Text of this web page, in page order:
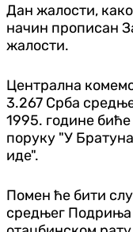
Дан жалости,
начин прописан
жалости.
Централна
3.267 Срба
1995. године
поруку "У
иде".
Помен ће бити
средњег